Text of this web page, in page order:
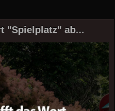
"Spielplatz" ab...